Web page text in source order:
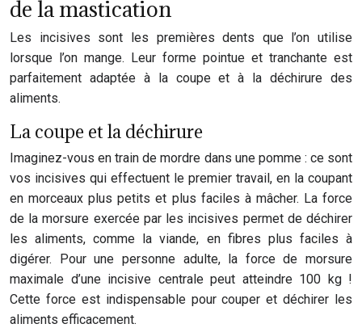
de la mastication
Les incisives sont les premières dents que l’on utilise
lorsque l’on mange. Leur forme pointue et tranchante est
parfaitement adaptée à la coupe et à la déchirure des
aliments.
La coupe et la déchirure
Imaginez-vous en train de mordre dans une pomme : ce sont
vos incisives qui effectuent le premier travail, en la coupant
en morceaux plus petits et plus faciles à mâcher. La force
de la morsure exercée par les incisives permet de déchirer
les aliments, comme la viande, en fibres plus faciles à
digérer. Pour une personne adulte, la force de morsure
maximale d’une incisive centrale peut atteindre 100 kg !
Cette force est indispensable pour couper et déchirer les
aliments efficacement.